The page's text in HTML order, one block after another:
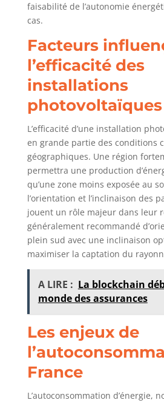
faisabilité de l’autonomie
cas.
Facteurs
l’efficacité des
installations
photovoltaïques
L’efficacité d’une installation
en grande partie des conditions
géographiques. Une région
permettra une production
qu’une zone moins exposée au
l’orientation et l’inclinaison des
jouent un rôle majeur dans leur
généralement recommandé
plein sud avec une inclinaison
maximiser la captation du
A LIRE : La blockchain
monde des assurances
Les enjeux de
France
L’autoconsommation d’énergie,